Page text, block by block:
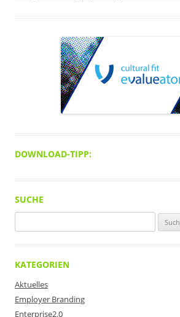
DOWNLOAD-TIPP:
SUCHE
nach:
KATEGORIEN
Aktuelles
Employer Branding
Enterprise2.0